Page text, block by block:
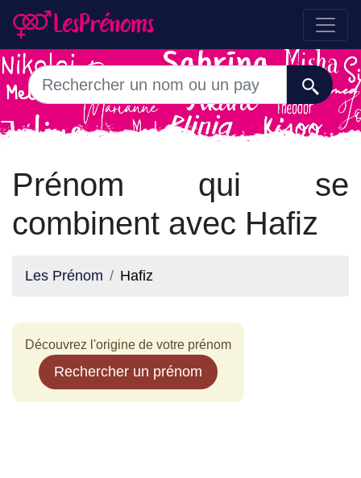
Prénom qui se
combinent avec Hafiz
Les Prénom Hafiz
Découvrez l'origine de votre prénom
Rechercher un prénom